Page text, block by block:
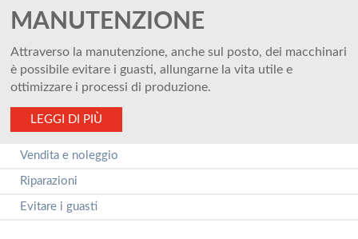
MANUTENZIONE
Attraverso la manutenzione, anche sul posto, dei macchinari
è possibile evitare i guasti, allungarne la vita utile e
ottimizzare i processi di produzione.
LEGGI DI PIÙ
Vendita e noleggio
Riparazioni
Evitare i guasti